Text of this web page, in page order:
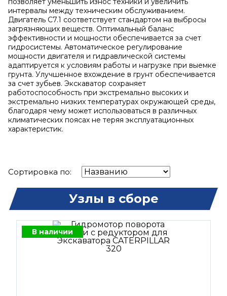
интервалы между техническим обслуживанием.
Двигатель C7.1 соответствует стандартом на выбросы
загрязняющих веществ. Оптимальный баланс
эффективности и мощности обеспечивается за счет
гидросистемы. Автоматическое регулирование
мощности двигателя и гидравлической системы
адаптируется к условиям работы и нагрузке при выемке
грунта. Улучшенное вхождение в грунт обеспечивается
за счет зубьев. Экскаватор сохраняет
работоспособность при экстремально высоких и
экстремально низких температурах окружающей среды,
благодаря чему может использоваться в различных
климатических поясах не теряя эксплуатационных
характеристик.
Сортировка по:
Узлы в сборе
В наличии